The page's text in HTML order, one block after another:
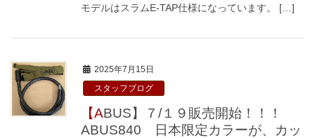
モデルはスラムE-TAP仕様になっています。 […]
2025年7月15日
スタッフブログ
【ABUS】７/１９販売開始！！！
ABUS840 日本限定カラーが、カッ